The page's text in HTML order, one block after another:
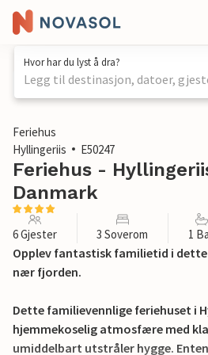
Hvor har du lyst å dra?
Legg til destinasjon, datoer,
1 / 20
Feriehus
Hyllingeriis
E50247
Feriehus -
Danmark
6 Gjester 3 Soverom 1
Opplev fantastisk familietid i
nær fjorden.
Dette familievennlige feriehuset i
hjemmekoselig atmosfære med
umiddelbart utstråler hygge.